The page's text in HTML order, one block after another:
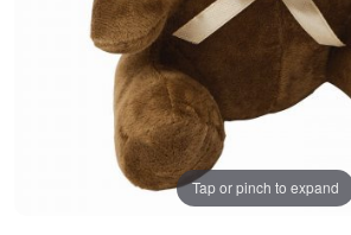
Tap or pinch to expand